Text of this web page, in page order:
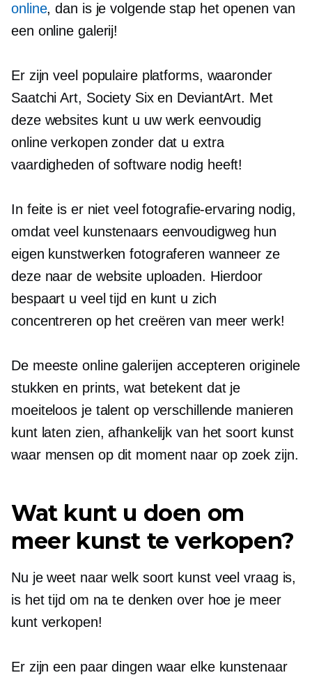
online, dan is je volgende stap het openen van
een online galerij!
Er zijn veel populaire platforms, waaronder
Saatchi Art, Society Six en DeviantArt. Met
deze websites kunt u uw werk eenvoudig
online verkopen zonder dat u extra
vaardigheden of software nodig heeft!
In feite is er niet veel fotografie-ervaring nodig,
omdat veel kunstenaars eenvoudigweg hun
eigen kunstwerken fotograferen wanneer ze
deze naar de website uploaden. Hierdoor
bespaart u veel tijd en kunt u zich
concentreren op het creëren van meer werk!
De meeste online galerijen accepteren originele
stukken en prints, wat betekent dat je
moeiteloos je talent op verschillende manieren
kunt laten zien, afhankelijk van het soort kunst
waar mensen op dit moment naar op zoek zijn.
Wat kunt u doen om
meer kunst te verkopen?
Nu je weet naar welk soort kunst veel vraag is,
is het tijd om na te denken over hoe je meer
kunt verkopen!
Er zijn een paar dingen waar elke kunstenaar